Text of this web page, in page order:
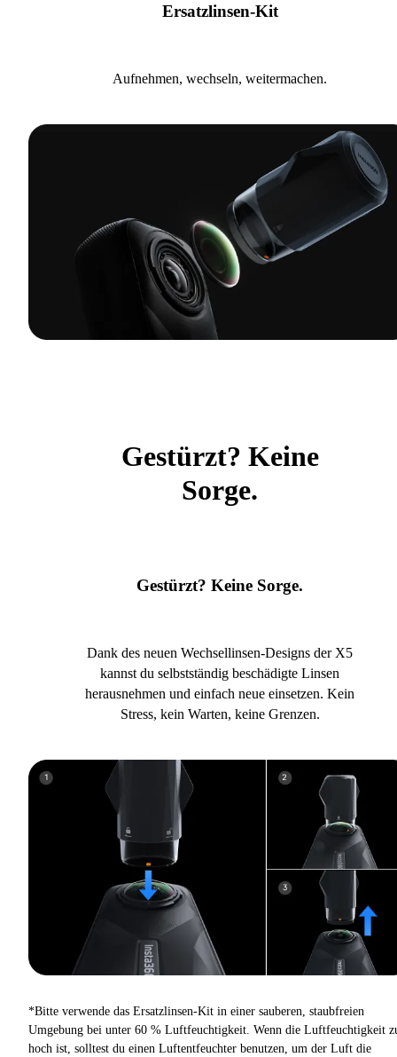
Ersatzlinsen-Kit
Aufnehmen, wechseln, weitermachen.
Gestürzt? Keine
Sorge.
Gestürzt? Keine Sorge.
Dank des neuen Wechsellinsen-Designs der X5
kannst du selbstständig beschädigte Linsen
herausnehmen und einfach neue einsetzen. Kein
Stress, kein Warten, keine Grenzen.
*Bitte verwende das Ersatzlinsen-Kit in einer sauberen, staubfreien
Umgebung bei unter 60 % Luftfeuchtigkeit. Wenn die Luftfeuchtigkeit
hoch ist, solltest du einen Luftentfeuchter benutzen, um der Luft die